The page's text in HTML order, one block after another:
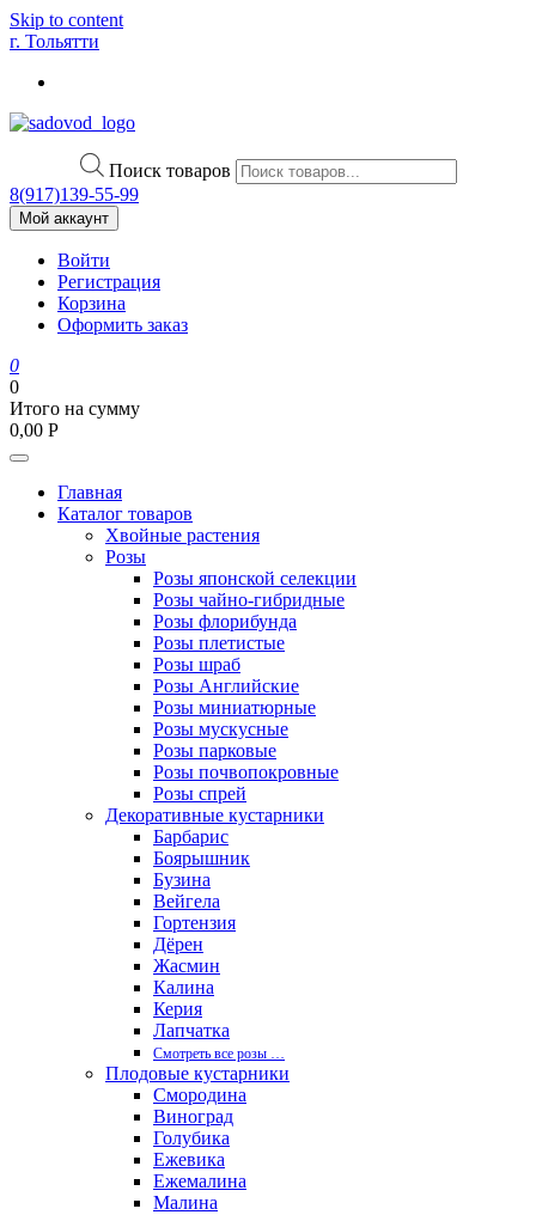
Skip to content
г. Тольятти
Поиск товаров
8(917)139‑55-99
Мой аккаунт
Войти
Регистрация
Корзина
Оформить заказ
0
0
Итого на сумму
0,00 Р
Главная
Каталог товаров
Хвойные растения
Розы
Розы японской селекции
Розы чайно-гибридные
Розы флорибунда
Розы плетистые
Розы шраб
Розы Английские
Розы миниатюрные
Розы мускусные
Розы парковые
Розы почвопокровные
Розы спрей
Декоративные кустарники
Барбарис
Боярышник
Бузина
Вейгела
Гортензия
Дёрен
Жасмин
Калина
Керия
Лапчатка
Смотреть все розы …
Плодовые кустарники
Смородина
Виноград
Голубика
Ежевика
Ежемалина
Малина